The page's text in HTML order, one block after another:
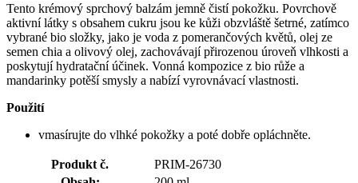
Tento krémový sprchový balzám jemně čistí pokožku. Povrchově
aktivní látky s obsahem cukru jsou ke kůži obzvláště šetrné, zatímco
vybrané bio složky, jako je voda z pomerančových květů, olej ze
semen chia a olivový olej, zachovávají přirozenou úroveň vlhkosti a
poskytují hydratační účinek. Vonná kompozice z bio růže a
mandarinky potěší smysly a nabízí vyrovnávací vlastnosti.
Použití
vmasírujte do vlhké pokožky a poté dobře opláchněte.
Produkt č.
PRIM-26730